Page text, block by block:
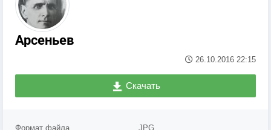
Арсеньев
26.10.2016 22:15
Скачать
Формат файла
JPG